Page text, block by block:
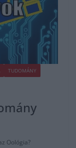
TUDOMÁNY
Oológia?